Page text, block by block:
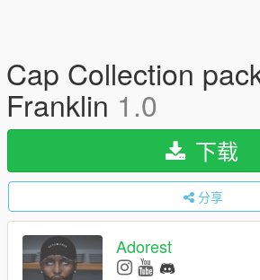
Cap Collection
Franklin 1.0
下载
分享
Adorest